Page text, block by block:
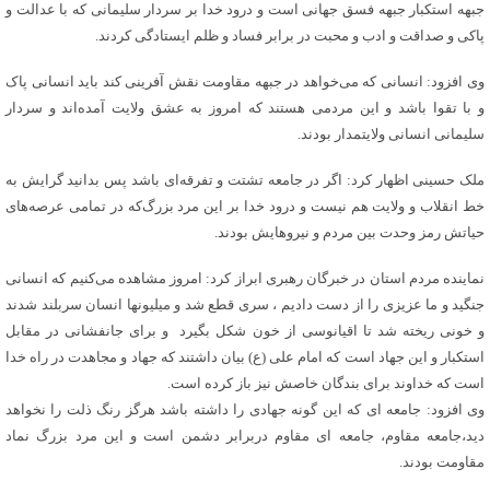
جبهه استکبار جبهه فسق جهانی است و درود خدا بر سردار سلیمانی که با عدالت و
پاکی و صداقت و ادب و محبت در برابر فساد و ظلم ایستادگی کردند.
وی افزود: انسانی که می‌خواهد در جبهه مقاومت نقش آفرینی کند باید انسانی پاک
و با تقوا باشد و این مردمی هستند که امروز به عشق ولایت آمده‌اند و سردار
سلیمانی انسانی ولایتمدار بودند.
ملک حسینی اظهار کرد: اگر در جامعه تشتت و تفرقه‌ای باشد پس بدانید گرایش به
خط انقلاب و ولایت هم نیست و درود خدا بر این مرد بزرگ‌که در تمامی عرصه‌های
حیاتش رمز وحدت بین مردم و نیروهایش بودند.
نماینده مردم استان در خبرگان رهبری ابراز کرد: امروز مشاهده می‌کنیم که انسانی
جنگید و ما عزیزی را از دست دادیم ، سری قطع شد و میلیونها انسان سربلند شدند
و خونی ریخته شد تا اقیانوسی از خون‌ شکل بگیرد و برای جانفشانی در مقابل
استکبار و این جهاد است که امام علی (ع) بیان داشتند که جهاد و مجاهدت در راه خدا
است که خداوند برای بندگان خاصش نیز باز کرده است.
وی افزود: جامعه ای که این گونه جهادی را داشته باشد هرگز رنگ ذلت را نخواهد
دید،جامعه مقاوم، جامعه ای مقاوم در‌برابر دشمن است و این مرد بزرگ نماد
مقاومت بودند.